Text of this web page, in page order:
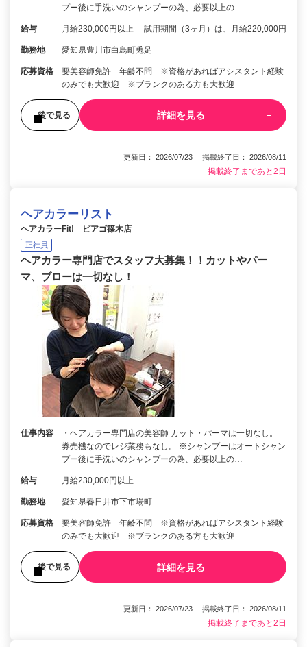
プー後に手洗いのシャンプーの為、必要以上の…
給与 月給230,000円以上 試用期間（3ヶ月）は、月給220,000円
勤務地 愛知県豊川市白鳥町兎足
応募資格
要美容師免許 年齢不問 ※資格があればアシスタント経験
のみでも大歓迎 ※ブランクのある方も大歓迎
後で見る 詳細を見る
更新日： 2026/07/23 掲載終了日： 2026/08/11
掲載終了まであと2日
ヘアカラーリスト
ヘアカラーFit! ピアゴ篠木店
正社員
ヘアカラー専門店でスタッフ大募集！！カットやパー
マ、ブローは一切なし！
仕事内容
・ヘアカラー専門店の美容師 カット・パーマは一切なし。
券売機なのでレジ業務もなし。 ※シャンプーはオートシャン
プー後に手洗いのシャンプーの為、必要以上の…
給与 月給230,000円以上
勤務地 愛知県春日井市下市場町
応募資格
要美容師免許 年齢不問 ※資格があればアシスタント経験
のみでも大歓迎 ※ブランクのある方も大歓迎
後で見る 詳細を見る
更新日： 2026/07/23 掲載終了日： 2026/08/11
掲載終了まであと2日